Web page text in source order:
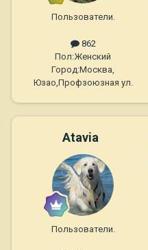
Пользователи.
862
Пол:Женский
Город:Москва,
Юзао,Профзоюзная ул.
Atavia
Пользователи.